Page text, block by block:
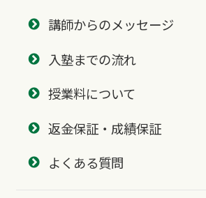
講師からのメッセージ
入塾までの流れ
授業料について
返金保証・成績保証
よくある質問